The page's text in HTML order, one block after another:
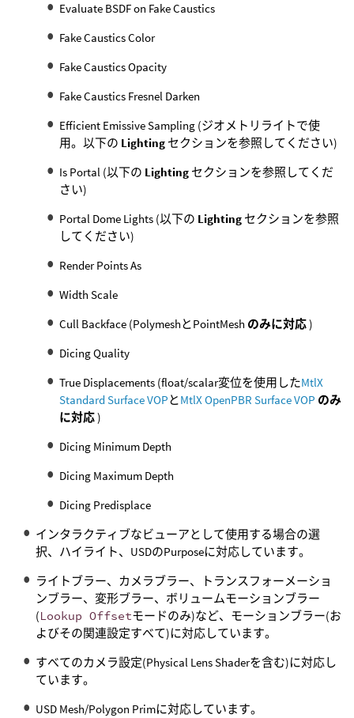
Evaluate BSDF on Fake Caustics
Fake Caustics Color
Fake Caustics Opacity
Fake Caustics Fresnel Darken
Efficient Emissive Sampling (ジオメトリライトで使
用。以下の Lighting セクションを参照してください)
Is Portal (以下の Lighting セクションを参照してくだ
さい)
Portal Dome Lights (以下の Lighting セクションを参照
してください)
Render Points As
Width Scale
Cull Backface (PolymeshとPointMesh のみに対応)
Dicing Quality
True Displacements (float/scalar変位を使用したMtlX
Standard Surface VOPとMtlX OpenPBR Surface VOP のみ
に対応)
Dicing Minimum Depth
Dicing Maximum Depth
Dicing Predisplace
インタラクティブなビューアとして使用する場合の選
択、ハイライト、USDのPurposeに対応しています。
ライトブラー、カメラブラー、トランスフォーメーショ
ンブラー、変形ブラー、ボリュームモーションブラー
(Lookup Offsetモードのみ)など、モーションブラー(お
よびその関連設定すべて)に対応しています。
すべてのカメラ設定(Physical Lens Shaderを含む)に対応し
ています。
USD Mesh/Polygon Primに対応しています。